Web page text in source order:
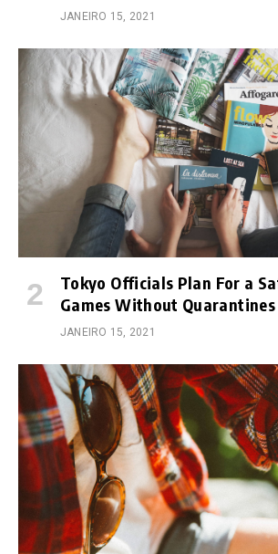
JANEIRO 15, 2021
Tokyo Officials Plan For a
Games Without Quarantines
JANEIRO 15, 2021